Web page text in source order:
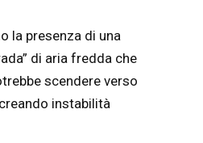
la presenza di una
di aria fredda che
scendere verso
instabilità